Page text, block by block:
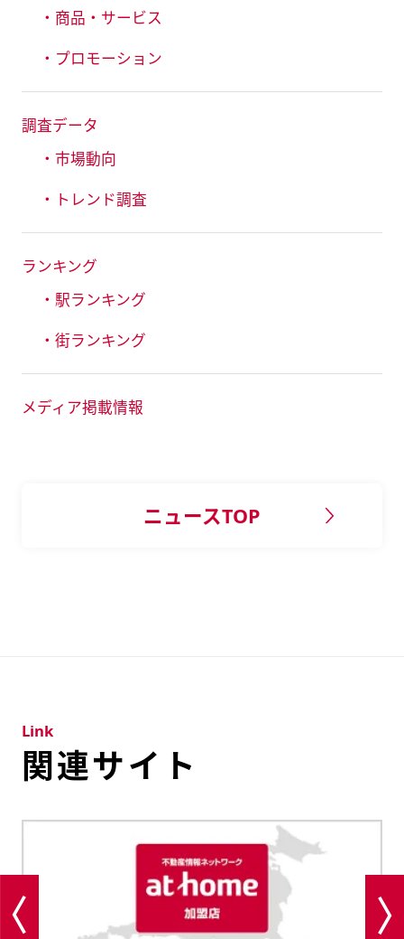
・商品・サービス
・プロモーション
調査データ
・市場動向
・トレンド調査
ランキング
・駅ランキング
・街ランキング
メディア掲載情報
ニュースTOP
関連サイト
Link